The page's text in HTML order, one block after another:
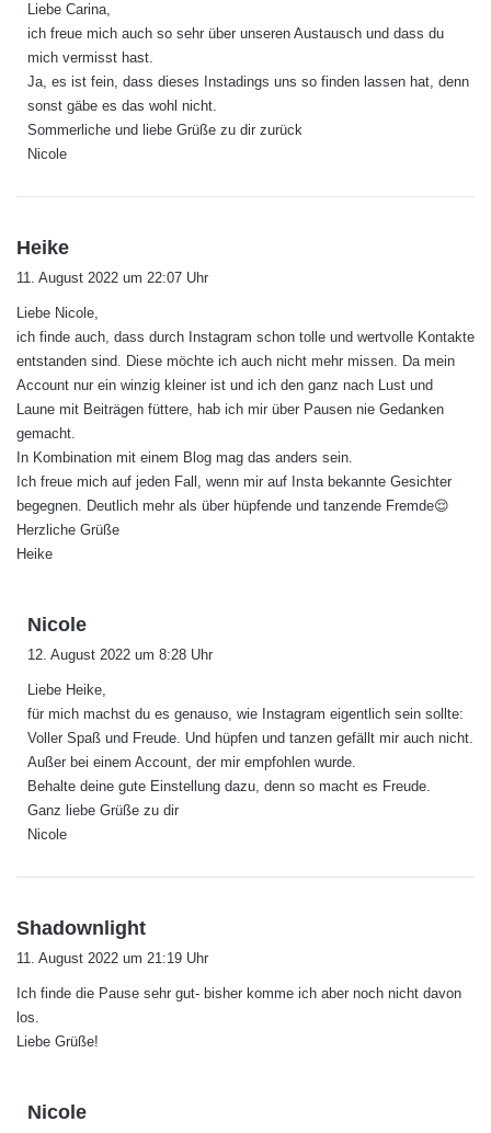
t
:
Liebe Carina,
ich freue mich auch so sehr über unseren Austausch und dass du
mich vermisst hast.
Ja, es ist fein, dass dieses Instadings uns so finden lassen hat, denn
sonst gäbe es das wohl nicht.
Sommerliche und liebe Grüße zu dir zurück
Nicole
Heike
t
:
11. August 2022 um 22:07 Uhr
Liebe Nicole,
ich finde auch, dass durch Instagram schon tolle und wertvolle Kontakte
entstanden sind. Diese möchte ich auch nicht mehr missen. Da mein
Account nur ein winzig kleiner ist und ich den ganz nach Lust und
Laune mit Beiträgen füttere, hab ich mir über Pausen nie Gedanken
gemacht.
In Kombination mit einem Blog mag das anders sein.
Ich freue mich auf jeden Fall, wenn mir auf Insta bekannte Gesichter
begegnen. Deutlich mehr als über hüpfende und tanzende Fremde😌
Herzliche Grüße
Heike
Nicole
t
:
12. August 2022 um 8:28 Uhr
Liebe Heike,
für mich machst du es genauso, wie Instagram eigentlich sein sollte:
Voller Spaß und Freude. Und hüpfen und tanzen gefällt mir auch nicht.
Außer bei einem Account, der mir empfohlen wurde.
Behalte deine gute Einstellung dazu, denn so macht es Freude.
Ganz liebe Grüße zu dir
Nicole
Shadownlight
a
t
11. August 2022 um 21:19 Uhr
Ich finde die Pause sehr gut- bisher komme ich aber noch nicht davon
los.
Liebe Grüße!
Nicole